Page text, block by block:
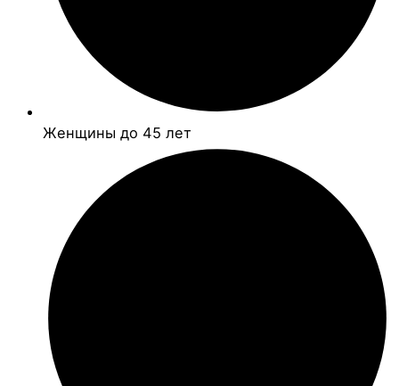
Женщины до 45 лет